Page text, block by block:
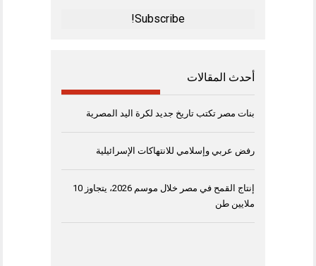
أحدث المقالات
بنات مصر تكتب تاريخ جديد لكرة اليد المصرية
رفض عربي وإسلامي للانتهاكات الإسرائيلية
إنتاج القمح في مصر خلال موسم 2026، يتجاوز 10
ملايين طن